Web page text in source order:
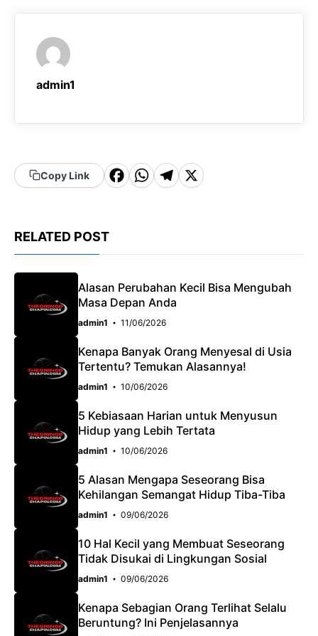
admin1
Copy Link
F
o
o
W
A
p
p
T
a
m
X
RELATED POST
Alasan Perubahan Kecil Bisa Mengubah
Masa Depan Anda
admin1 11/06/2026
Kenapa Banyak Orang Menyesal di Usia
Tertentu? Temukan Alasannya!
admin1 10/06/2026
5 Kebiasaan Harian untuk Menyusun
Hidup yang Lebih Tertata
admin1 10/06/2026
5 Alasan Mengapa Seseorang Bisa
Kehilangan Semangat Hidup Tiba-Tiba
admin1 09/06/2026
10 Hal Kecil yang Membuat Seseorang
Tidak Disukai di Lingkungan Sosial
admin1 09/06/2026
Kenapa Sebagian Orang Terlihat Selalu
Beruntung? Ini Penjelasannya